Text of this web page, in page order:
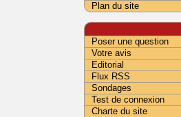
Plan du site
Poser une question
Votre avis
Editorial
Flux RSS
Sondages
Test de connexion
Charte du site